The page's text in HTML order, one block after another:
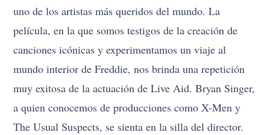
uno de los artistas más queridos del mundo. La
película, en la que somos testigos de la creación de
canciones icónicas y experimentamos un viaje al
mundo interior de Freddie, nos brinda una repetición
muy exitosa de la actuación de Live Aid. Bryan Singer,
a quien conocemos de producciones como X-Men y
The Usual Suspects, se sienta en la silla del director.